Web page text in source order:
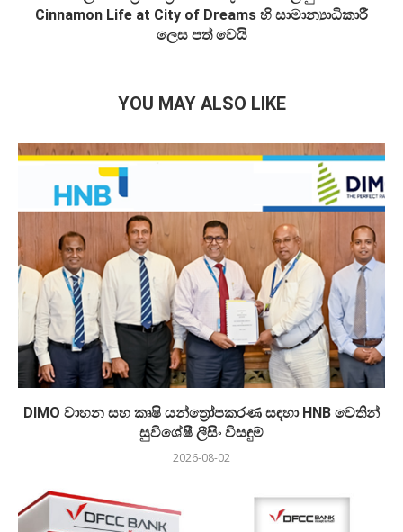
Cinnamon Life at City of Dreams හි සාමාන්‍යාධිකාරී
ලෙස පත් වෙයි
YOU MAY ALSO LIKE
DIMO වාහන සහ කෘෂි යන්ත්‍රෝපකරණ සඳහා HNB වෙතින්
සුවිශේෂී ලීසිං විසඳුම්
2026-08-02